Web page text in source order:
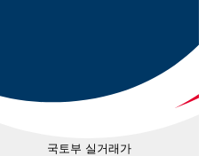
국토부 실거래가